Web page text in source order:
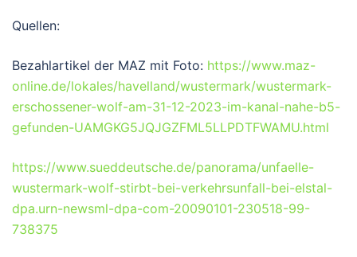
Quellen:
Bezahlartikel der MAZ mit Foto: https://www.maz-
online.de/lokales/havelland/wustermark/wustermark-
erschossener-wolf-am-31-12-2023-im-kanal-nahe-b5-
gefunden-UAMGKG5JQJGZFML5LLPDTFWAMU.html
https://www.sueddeutsche.de/panorama/unfaelle-
wustermark-wolf-stirbt-bei-verkehrsunfall-bei-elstal-
dpa.urn-newsml-dpa-com-20090101-230518-99-
738375